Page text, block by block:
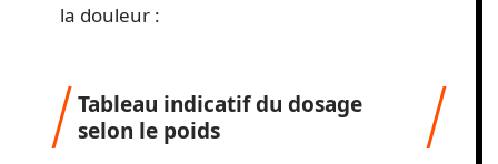
la douleur :
Tableau indicatif du dosage
selon le poids